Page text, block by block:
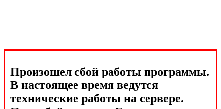
Произошел сбой работы программы.
В настоящее время ведутся
технические работы на сервере.